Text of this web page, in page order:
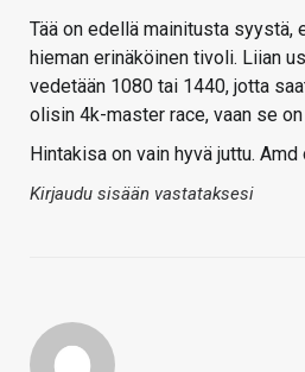
Tää on edellä mainitusta syystä,
hieman erinäköinen tivoli. Liian
vedetään 1080 tai 1440, jotta
olisin 4k-master race, vaan se
Hintakisa on vain hyvä juttu.
Kirjaudu sisään vastataksesi